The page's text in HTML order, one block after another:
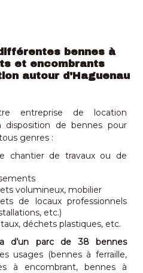
bennes à
et encombrants
autour d'Haguenau
entreprise de location
disposition de bennes pour
genres :
chantier de travaux ou de
volumineux, mobilier
de locaux professionnels
etc.)
déchets plastiques, etc.
d’un parc de 38 bennes
usages (bennes à ferraille,
à encombrant, bennes à